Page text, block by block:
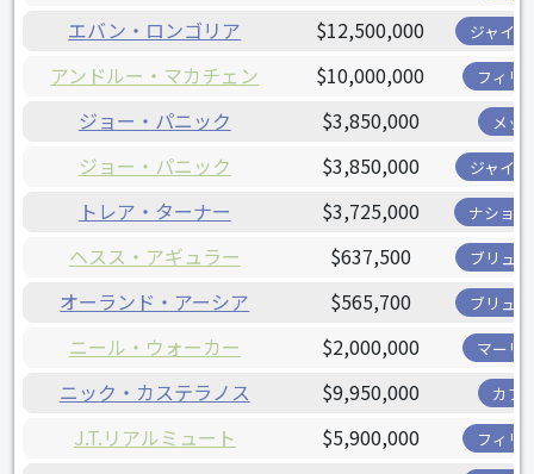
エバン・ロンゴリア $12,500,000 ジャイ
アンドルー・マカチェン $10,000,000 フィリ
ジョー・パニック $3,850,000 メッ
ジョー・パニック $3,850,000 ジャイ
トレア・ターナー $3,725,000 ナショ
ヘスス・アギュラー $637,500 ブリュ
オーランド・アーシア $565,700 ブリュ
ニール・ウォーカー $2,000,000 マーリ
ニック・カステラノス $9,950,000 カブ
J.T.リアルミュート $5,900,000 フィリ